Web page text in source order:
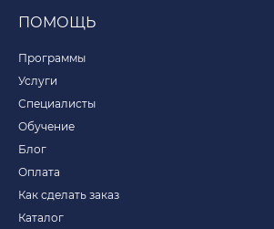
ПОМОЩЬ
Программы
Услуги
Специалисты
Обучение
Блог
Оплата
Как сделать заказ
Каталог